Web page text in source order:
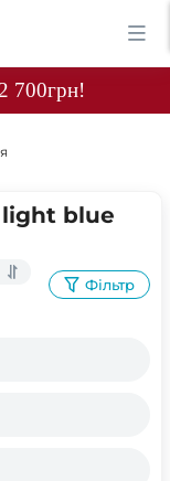
700грн!
light blue
Фільтр